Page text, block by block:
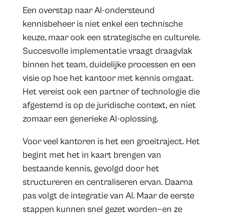
Een overstap naar AI-ondersteund
kennisbeheer is niet enkel een technische
keuze, maar ook een strategische en culturele.
Succesvolle implementatie vraagt draagvlak
binnen het team, duidelijke processen en een
visie op hoe het kantoor met kennis omgaat.
Het vereist ook een partner of technologie die
afgestemd is op de juridische context, en niet
zomaar een generieke AI-oplossing.
Voor veel kantoren is het een groeitraject. Het
begint met het in kaart brengen van
bestaande kennis, gevolgd door het
structureren en centraliseren ervan. Daarna
pas volgt de integratie van AI. Maar de eerste
stappen kunnen snel gezet worden—en ze